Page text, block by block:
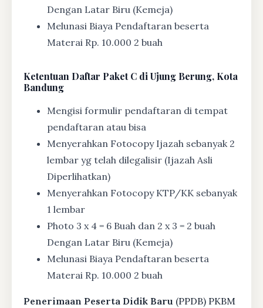
Dengan Latar Biru (Kemeja)
Melunasi Biaya Pendaftaran beserta
Materai Rp. 10.000 2 buah
Ketentuan Daftar Paket C di Ujung Berung, Kota
Bandung
Mengisi formulir pendaftaran di tempat
pendaftaran atau bisa
Menyerahkan Fotocopy Ijazah sebanyak 2
lembar yg telah dilegalisir (Ijazah Asli
Diperlihatkan)
Menyerahkan Fotocopy KTP/KK sebanyak
1 lembar
Photo 3 x 4 = 6 Buah dan 2 x 3 = 2 buah
Dengan Latar Biru (Kemeja)
Melunasi Biaya Pendaftaran beserta
Materai Rp. 10.000 2 buah
Penerimaan Peserta Didik Baru (PPDB) PKBM